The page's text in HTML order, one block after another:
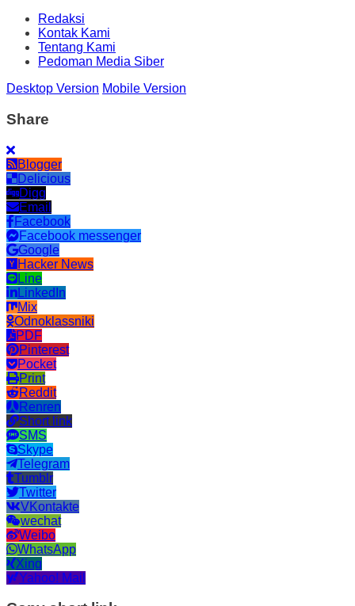
Redaksi
Kontak Kami
Tentang Kami
Pedoman Media Siber
Desktop Version Mobile Version
Share
Blogger
Delicious
Digg
Email
Facebook
Facebook messenger
Google
Hacker News
Line
LinkedIn
Mix
Odnoklassniki
PDF
Pinterest
Pocket
Print
Reddit
Renren
Short link
SMS
Skype
Telegram
Tumblr
Twitter
VKontakte
wechat
Weibo
WhatsApp
Xing
Yahoo! Mail